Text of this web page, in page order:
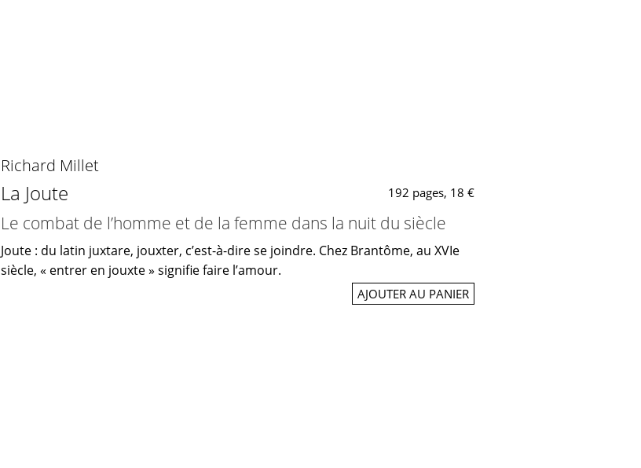
Richard Millet
La Joute 192 pages, 18 €
Le combat de l’homme et de la femme dans la nuit du siècle
Joute : du latin juxtare, jouxter, c’est-à-dire se joindre. Chez Brantôme, au XVIe
siècle, « entrer en jouxte » signifie faire l’amour.
AJOUTER AU PANIER